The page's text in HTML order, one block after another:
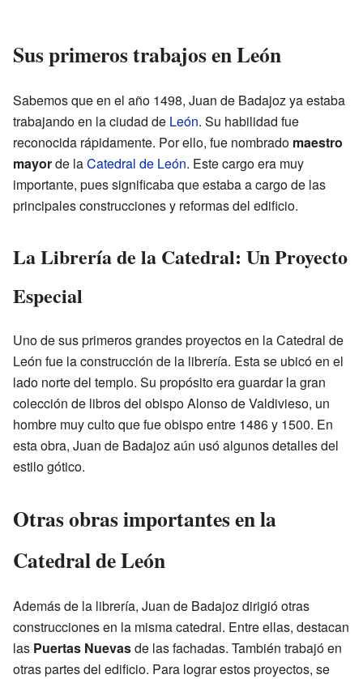
Sus primeros trabajos en León
Sabemos que en el año 1498, Juan de Badajoz ya estaba
trabajando en la ciudad de León. Su habilidad fue
reconocida rápidamente. Por ello, fue nombrado maestro
mayorde laCatedral de León. Este cargo era muy
importante, pues significaba que estaba a cargo de las
principales construcciones y reformas del edificio.
La Librería de la Catedral: Un Proyecto
Especial
Uno de sus primeros grandes proyectos en la Catedral de
León fue la construcción de la librería. Esta se ubicó en el
lado norte del templo. Su propósito era guardar la gran
colección de libros del obispo Alonso de Valdivieso, un
hombre muy culto que fue obispo entre 1486 y 1500. En
esta obra, Juan de Badajoz aún usó algunos detalles del
estilo gótico.
Otras obras importantes en la
Catedral de León
Además de la librería, Juan de Badajoz dirigió otras
construcciones en la misma catedral. Entre ellas, destacan
las Puertas Nuevasde las fachadas. También trabajó en
otras partes del edificio. Para lograr estos proyectos, se